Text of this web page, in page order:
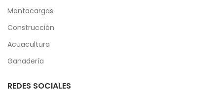
Montacargas
Construcción
Acuacultura
Ganadería
REDES SOCIALES